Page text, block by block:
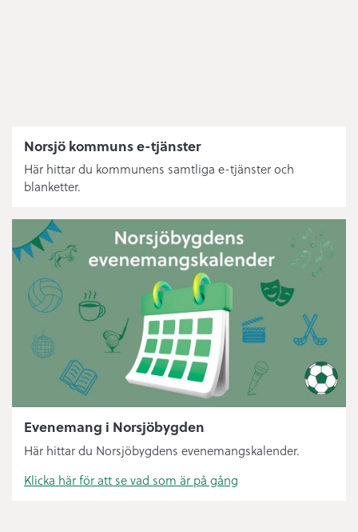
Norsjö kommuns e-tjänster
Här hittar du kommunens samtliga e-tjänster och
blanketter.
Evenemang i Norsjöbygden
Här hittar du Norsjöbygdens evenemangskalender.
Klicka här för att se vad som är på gång